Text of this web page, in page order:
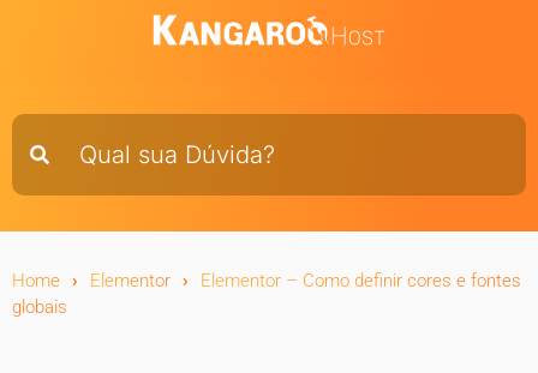
Home Elementor
Elementor – Como definir cores e fontes
globais